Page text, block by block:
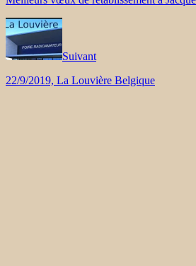
Suivant
22/9/2019, La Louvière Belgique